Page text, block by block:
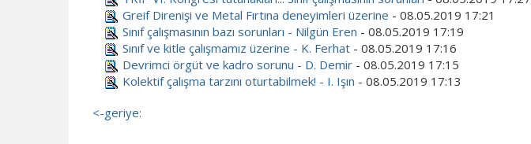
Greif Direnişi ve Metal Fırtına deneyimleri üzerine - 08.05.2019 17:21
Sınıf çalışmasının bazı sorunları - Nilgün Eren - 08.05.2019 17:19
Sınıf ve kitle çalışmamız üzerine - K. Ferhat - 08.05.2019 17:16
Devrimci örgüt ve kadro sorunu - D. Demir - 08.05.2019 17:15
Kolektif çalışma tarzını oturtabilmek! - I. Işın - 08.05.2019 17:13
<-geriye: